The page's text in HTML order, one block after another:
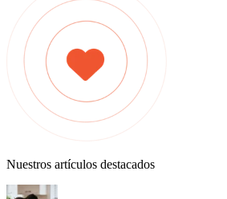
Nuestros artículos destacados